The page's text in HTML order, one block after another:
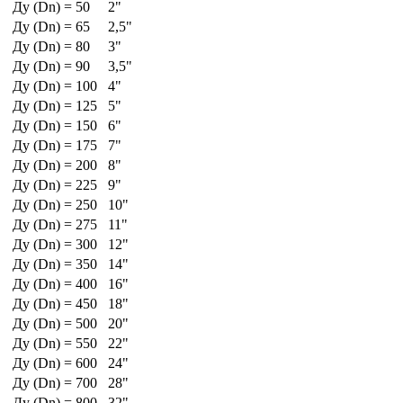
Ду (Dn) = 50
2"
Ду (Dn) = 65
2,5"
Ду (Dn) = 80
3"
Ду (Dn) = 90
3,5"
Ду (Dn) = 100
4"
Ду (Dn) = 125
5"
Ду (Dn) = 150
6"
Ду (Dn) = 175
7"
Ду (Dn) = 200
8"
Ду (Dn) = 225
9"
Ду (Dn) = 250
10"
Ду (Dn) = 275
11"
Ду (Dn) = 300
12"
Ду (Dn) = 350
14"
Ду (Dn) = 400
16"
Ду (Dn) = 450
18"
Ду (Dn) = 500
20"
Ду (Dn) = 550
22"
Ду (Dn) = 600
24"
Ду (Dn) = 700
28"